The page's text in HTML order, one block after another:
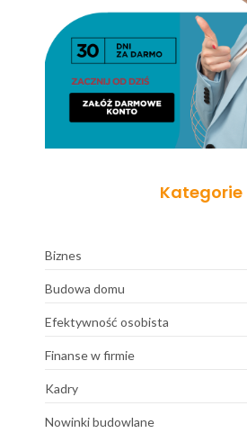
Kategorie
Biznes
Budowa domu
Efektywność osobista
Finanse w firmie
Kadry
Nowinki budowlane